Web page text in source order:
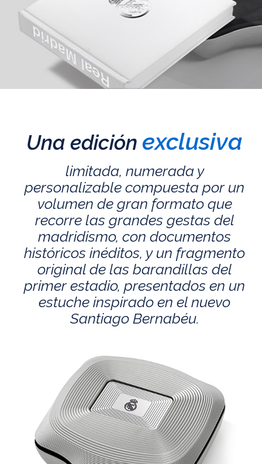
Una edición exclusiva
limitada, numerada y
personalizable compuesta por un
volumen de gran formato que
recorre las grandes gestas del
madridismo, con documentos
históricos inéditos, y un fragmento
original de las barandillas del
primer estadio, presentados en un
estuche inspirado en el nuevo
Santiago Bernabéu.